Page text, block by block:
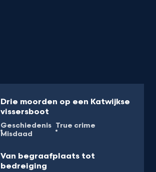
Drie moorden op een Katwijkse
vissersboot
Geschiedenis True crime
Misdaad
Van begraafplaats tot
bedreiging